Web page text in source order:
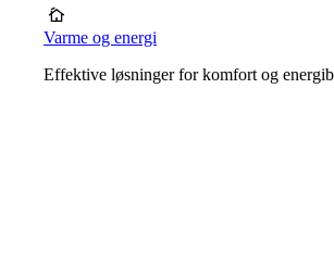
Varme og energi
Effektive løsninger for komfort og